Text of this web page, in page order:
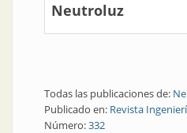
Neutroluz
Todas las publicaciones de:
Publicado en: Revista
Número:332